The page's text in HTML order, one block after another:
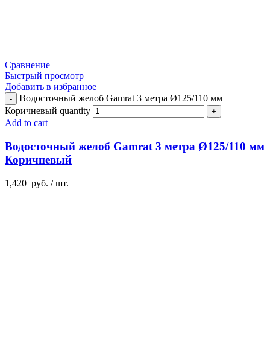
Сравнение
Быстрый просмотр
Добавить в избранное
Водосточный желоб Gamrat 3 метра Ø125/110 мм
Коричневый quantity
Add to cart
Водосточный желоб Gamrat 3 метра Ø125/110 мм
Коричневый
1,420 руб. / шт.